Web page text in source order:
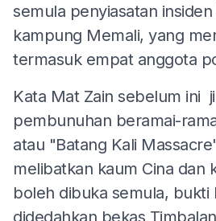
semula penyiasatan
kampung Memali, yang
termasuk empat anggota
Kata Mat Zain sebelum ini
pembunuhan beramai-
atau "Batang Kali
melibatkan kaum Cina dan
boleh dibuka semula, bukti
didedahkan bekas